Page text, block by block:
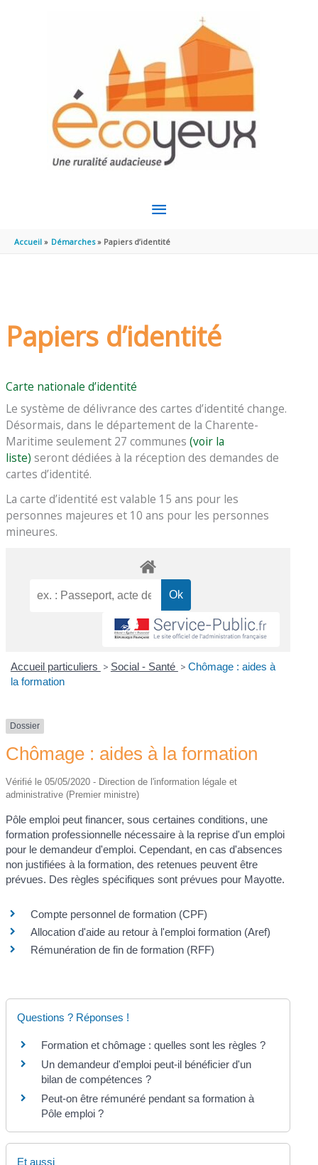
MENU
PRINCIPAL
Accueil Démarches Papiers d’identité
Papiers d’identité
Carte nationale d’identité
Le système de délivrance des cartes d’identité change.
Désormais, dans le département de la Charente-
Maritime seulement 27 communes(voir la
liste) seront dédiées à la réception des demandes de
cartes d’identité.
La carte d’identité est valable 15 ans pour les
personnes majeures et 10 ans pour les personnes
mineures.
Accueil particuliers > Social - Santé > Chômage : aides à
la formation
Dossier
Chômage : aides à la formation
Vérifié le 05/05/2020 - Direction de l'information légale et
administrative (Premier ministre)
Pôle emploi peut financer, sous certaines conditions, une
formation professionnelle nécessaire à la reprise d'un emploi
pour le demandeur d'emploi. Cependant, en cas d'absences
non justifiées à la formation, des retenues peuvent être
prévues. Des règles spécifiques sont prévues pour Mayotte.
Compte personnel de formation (CPF)
Allocation d'aide au retour à l'emploi formation (Aref)
Rémunération de fin de formation (RFF)
Questions ? Réponses !
Formation et chômage : quelles sont les règles ?
Un demandeur d'emploi peut-il bénéficier d'un
bilan de compétences ?
Peut-on être rémunéré pendant sa formation à
Pôle emploi ?
Et aussi